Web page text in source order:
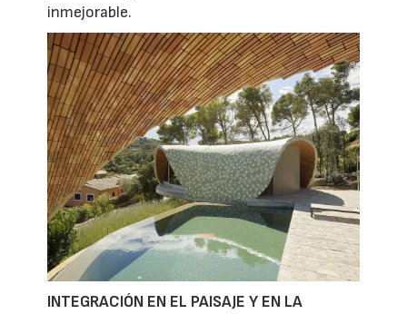
inmejorable.
INTEGRACIÓN EN EL PAISAJE Y EN LA